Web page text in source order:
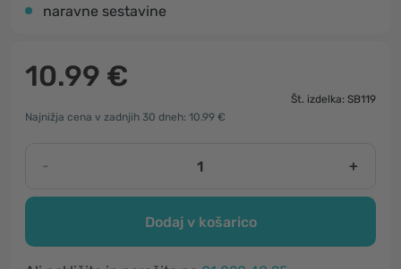
naravne sestavine
10.99 €
Št. izdelka: SB119
Najnižja cena v zadnjih 30 dneh: 10.99 €
- +
Dodaj v košarico